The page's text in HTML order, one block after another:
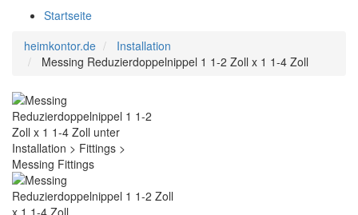
Startseite
heimkontor.de
Installation
Messing Reduzierdoppelnippel 1 1-2 Zoll x 1 1-4 Zoll